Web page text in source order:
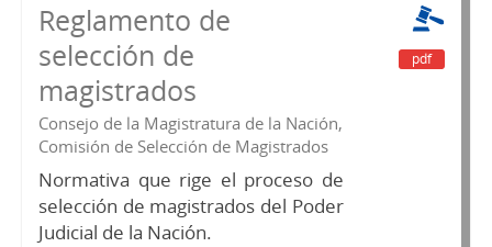
Reglamento de
selección de
magistrados
Consejo de la Magistratura de la Nación,
Comisión de Selección de Magistrados
Normativa que rige el proceso de
selección de magistrados del Poder
Judicial de la Nación.
pdf